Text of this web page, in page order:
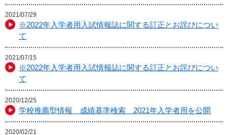
2021/07/29
※2022年入学者用入試情報誌に関する訂正とお詫びについ
て
2021/07/15
※2022年入学者用入試情報誌に関する訂正とお詫びについ
て
2020/12/25
学校推薦型情報 成績基準検索 2021年入学者用を公開
2020/02/21